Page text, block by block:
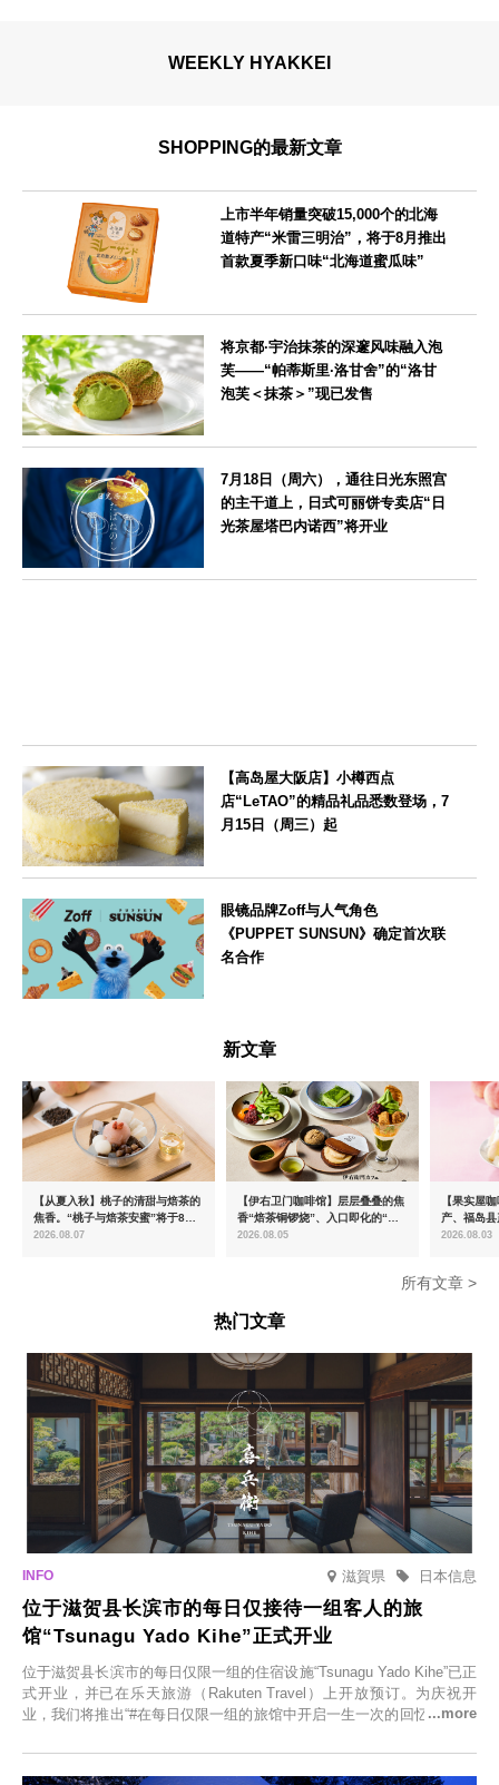
WEEKLY HYAKKEI
SHOPPING的最新文章
上市半年销量突破15,000个的北海
道特产“米雷三明治”，将于8月推出
首款夏季新口味“北海道蜜瓜味”
将京都·宇治抹茶的深邃风味融入泡
芙——“帕蒂斯里·洛甘舍”的“洛甘
泡芙＜抹茶＞”现已发售
7月18日（周六），通往日光东照宫
的主干道上，日式可丽饼专卖店“日
光茶屋塔巴内诺西”将开业
【高岛屋大阪店】小樽西点
店“LeTAO”的精品礼品悉数登场，7
月15日（周三）起
眼镜品牌Zoff与人气角色
《PUPPET SUNSUN》确定首次联
名合作
新文章
【从夏入秋】桃子的清甜与焙茶的
焦香。“桃子与焙茶安蜜”将于8月
中旬起限时发售
2026.08.07
【伊右卫门咖啡馆】层层叠叠的焦
香“焙茶铜锣烧”、入口即化的“宇
治抹茶提拉米苏”全新登场
2026.08.05
【果实屋
产、福岛
2026.08.03
所有文章 >
热门文章
滋賀県 日本信息
位于滋贺县长滨市的每日仅接待一组客人的旅
馆“Tsunagu Yado Kihe”正式开业
位于滋贺县长滨市的每日仅限一组的住宿设施“Tsunagu Yado Kihe”已正
式开业，并已在乐天旅游（Rakuten Travel）上开放预订。为庆祝开
业，我们将推出“#在每日仅限一组的旅馆中开启一生一次的回忆之旅”活
在此与重要之人共度一段难忘的特别时光。